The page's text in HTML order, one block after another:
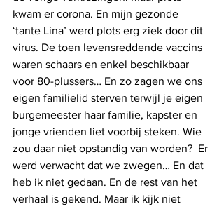
kwam er corona. En mijn gezonde
‘tante Lina’ werd plots erg ziek door dit
virus. De toen levensreddende vaccins
waren schaars en enkel beschikbaar
voor 80-plussers… En zo zagen we ons
eigen familielid sterven terwijl je eigen
burgemeester haar familie, kapster en
jonge vrienden liet voorbij steken. Wie
zou daar niet opstandig van worden?  Er
werd verwacht dat we zwegen… En dat
heb ik niet gedaan. En de rest van het
verhaal is gekend. Maar ik kijk niet